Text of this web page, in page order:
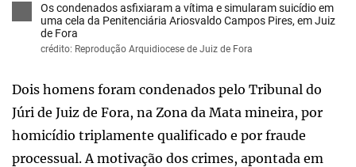
Os condenados asfixiaram a vítima e simularam suicídio em
uma cela da Penitenciária Ariosvaldo Campos Pires, em Juiz
de Fora
crédito: Reprodução Arquidiocese de Juiz de Fora
Dois homens foram condenados pelo Tribunal do
Júri de Juiz de Fora, na Zona da Mata mineira, por
homicídio triplamente qualificado e por fraude
processual. A motivação dos crimes, apontada em